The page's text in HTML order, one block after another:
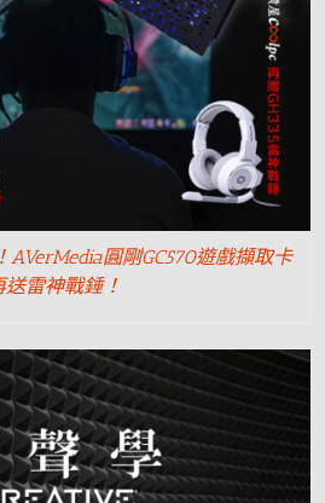
圓剛GC570遊戲擷取卡
送雷神戰錘！